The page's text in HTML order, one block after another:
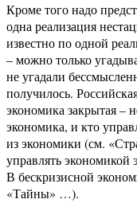
Кроме того надо
одна реализация
известно по одной
– можно только
не угадали
получилось.
экономика закрытая –
экономика, и кто
из экономики (см.
управлять экономикой
В бескризисной
«Тайны» …).